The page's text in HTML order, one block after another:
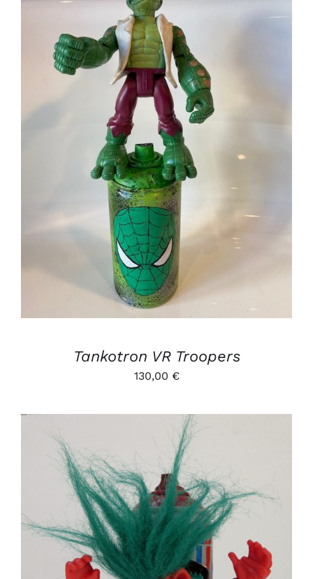
AJOUTER AU PANIER
Tankotron VR Troopers
130,00 €